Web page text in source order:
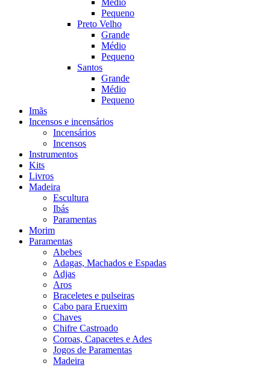
Médio
Pequeno
Preto Velho
Grande
Médio
Pequeno
Santos
Grande
Médio
Pequeno
Imãs
Incensos e incensários
Incensários
Incensos
Instrumentos
Kits
Livros
Madeira
Escultura
Ibás
Paramentas
Morim
Paramentas
Abebes
Adagas, Machados e Espadas
Adjas
Aros
Braceletes e pulseiras
Cabo para Eruexim
Chaves
Chifre Castroado
Coroas, Capacetes e Ades
Jogos de Paramentas
Madeira